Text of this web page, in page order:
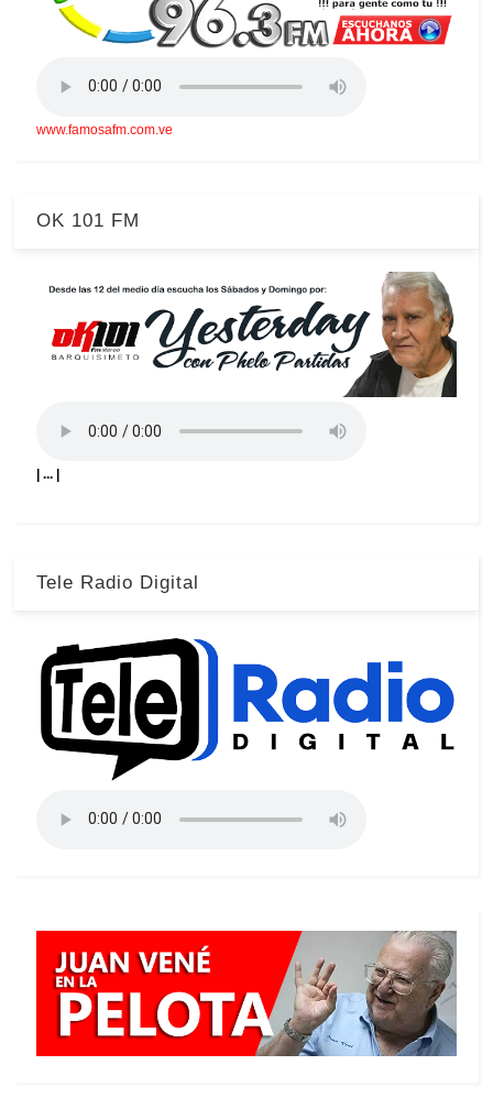
www.famosafm.com.ve
OK 101 FM
| ... |
Tele Radio Digital